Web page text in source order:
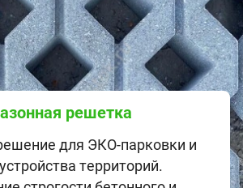
решетка
для ЭКО-парковки и
территорий.